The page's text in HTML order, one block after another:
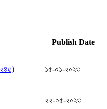
Publish Date
১৫-০১-২০২৩
২২-০৫-২০২৩